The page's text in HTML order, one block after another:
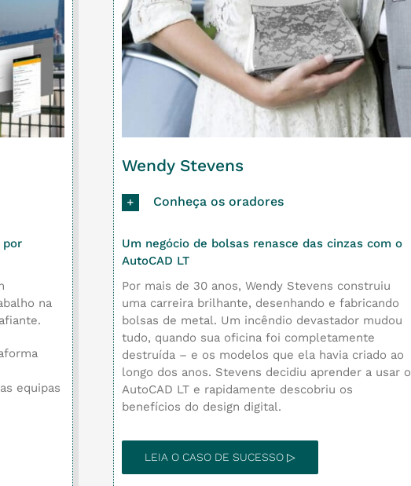
por
na
equipas
Wendy Stevens
Conheça os oradores
Um negócio de bolsas renasce das cinzas com o
AutoCAD LT
Por mais de 30 anos, Wendy Stevens construiu
uma carreira brilhante, desenhando e fabricando
bolsas de metal. Um incêndio devastador mudou
tudo, quando sua oficina foi completamente
destruída – e os modelos que ela havia criado ao
longo dos anos. Stevens decidiu aprender a usar o
AutoCAD LT e rapidamente descobriu os
benefícios do design digital.
LEIA O CASO DE SUCESSO ▷